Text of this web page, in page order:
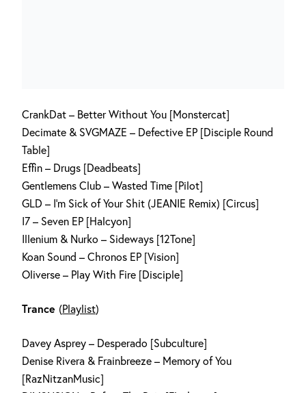
CrankDat – Better Without You [Monstercat]
Decimate & SVGMAZE – Defective EP [Disciple Round
Table]
Effin – Drugs [Deadbeats]
Gentlemens Club – Wasted Time [Pilot]
GLD – I’m Sick of Your Shit (JEANIE Remix) [Circus]
I7 – Seven EP [Halcyon]
Illenium & Nurko – Sideways [12Tone]
Koan Sound – Chronos EP [Vision]
Oliverse – Play With Fire [Disciple]
Trance (Playlist)
Davey Asprey – Desperado [Subculture]
Denise Rivera & Frainbreeze – Memory of You
[RazNitzanMusic]